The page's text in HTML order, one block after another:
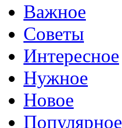
Важное
Советы
Интересное
Нужное
Новое
Популярное